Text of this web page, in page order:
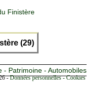
Finistère
(29)
- Patrimoine - Automobiles
-Données personnelles -